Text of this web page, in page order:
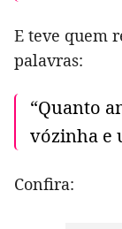
E teve quem
palavras:
“Quanto
vózinha e
Confira: